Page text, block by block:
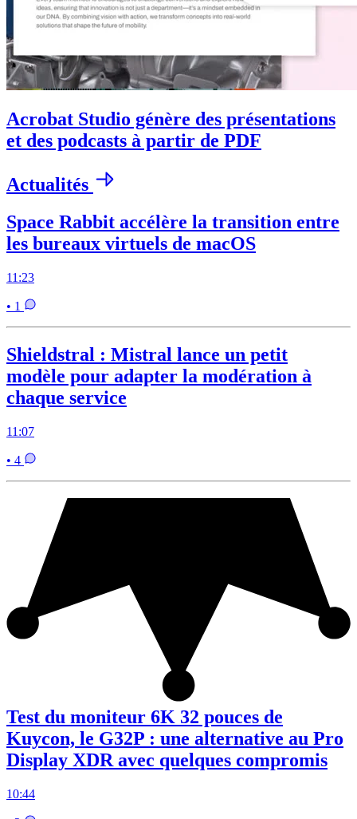
Acrobat Studio génère des présentations
et des podcasts à partir de PDF
Actualités
Space Rabbit accélère la transition entre
les bureaux virtuels de macOS
11:23
• 1
Shieldstral : Mistral lance un petit
modèle pour adapter la modération à
chaque service
11:07
• 4
Test du moniteur 6K 32 pouces de
Kuycon, le G32P : une alternative au Pro
Display XDR avec quelques compromis
10:44